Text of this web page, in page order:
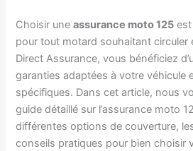
Choisir uneassurance moto 125
pour tout motard souhaitant circuler
Direct Assurance, vous bénéficiez
garanties adaptées à votre véhicule
spécifiques. Dans cet article, nous
guide détaillé sur l’assurance moto
différentes options de couverture,
conseils pratiques pour bien choisir